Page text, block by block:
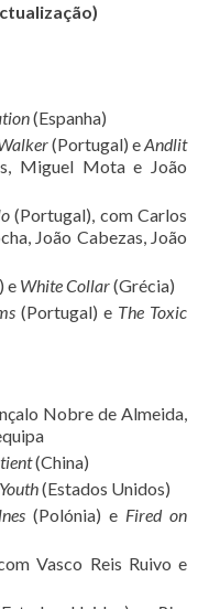
(Espanha)
(Portugal) eAndlit
Miguel Mota e João
(Portugal), com Carlos
João Cabezas, João
e White Collar(Grécia)
(Portugal) e The Toxic
Nobre de Almeida,
(China)
Youth(Estados Unidos)
(Polónia) e Fired on
Vasco Reis Ruivo e